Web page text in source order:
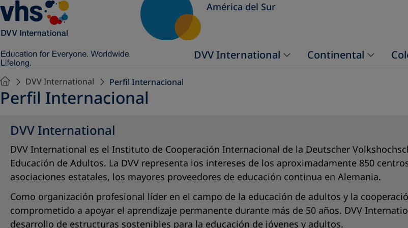
América del Sur
DVV International Continental
DVV International Perfil Internacional
Perfil Internacional
DVV International
DVV International es el Instituto de Cooperación Internacional de la Deutscher
Educación de Adultos. La DVV representa los intereses de los aproximadamente 850
asociaciones estatales, los mayores proveedores de educación continua en Alemania.
Como organización profesional líder en el campo de la educación de adultos y la
comprometido a apoyar el aprendizaje permanente durante más de 50 años. DVV
desarrollo de estructuras sostenibles para la educación de jóvenes y adultos.